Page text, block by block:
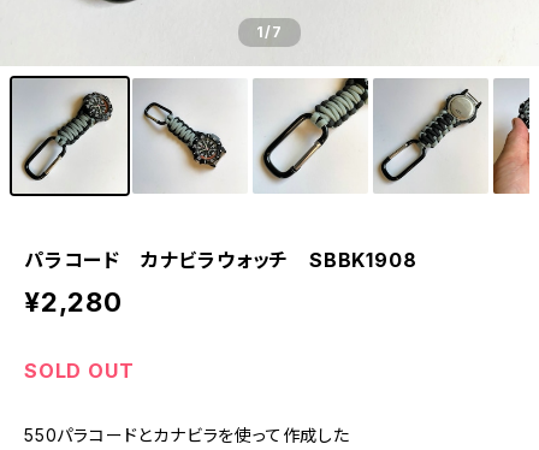
1/7
パラコード カナビラウォッチ SBBK1908
¥2,280
SOLD OUT
550パラコードとカナビラを使って作成した